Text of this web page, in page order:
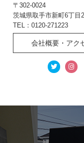
〒302-0024
茨城県取手市新町6丁目
TEL：0120-271223
会社概要・アク